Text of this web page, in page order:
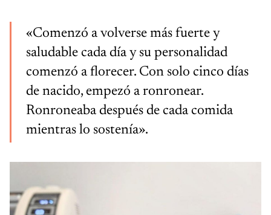
«Comenzó a volverse más fuerte y
saludable cada día y su personalidad
comenzó a florecer. Con solo cinco días
de nacido, empezó a ronronear.
Ronroneaba después de cada comida
mientras lo sostenía».